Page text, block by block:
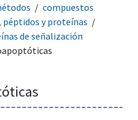
compuestos
péptidos y proteínas
de señalización